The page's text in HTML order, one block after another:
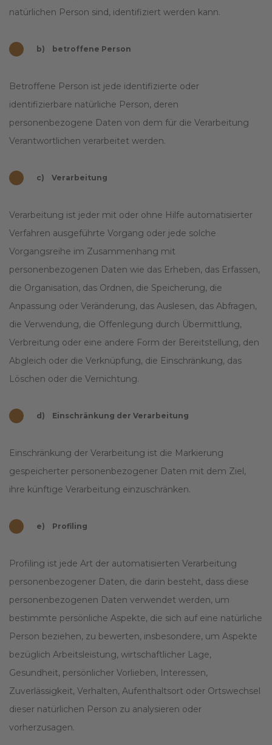
natürlichen Person sind, identifiziert werden kann.
b) betroffene Person
Betroffene Person ist jede identifizierte oder
identifizierbare natürliche Person, deren
personenbezogene Daten von dem für die Verarbeitung
Verantwortlichen verarbeitet werden.
c) Verarbeitung
Verarbeitung ist jeder mit oder ohne Hilfe automatisierter
Verfahren ausgeführte Vorgang oder jede solche
Vorgangsreihe im Zusammenhang mit
personenbezogenen Daten wie das Erheben, das Erfassen,
die Organisation, das Ordnen, die Speicherung, die
Anpassung oder Veränderung, das Auslesen, das Abfragen,
die Verwendung, die Offenlegung durch Übermittlung,
Verbreitung oder eine andere Form der Bereitstellung, den
Abgleich oder die Verknüpfung, die Einschränkung, das
Löschen oder die Vernichtung.
d) Einschränkung der Verarbeitung
Einschränkung der Verarbeitung ist die Markierung
gespeicherter personenbezogener Daten mit dem Ziel,
ihre künftige Verarbeitung einzuschränken.
e) Profiling
Profiling ist jede Art der automatisierten Verarbeitung
personenbezogener Daten, die darin besteht, dass diese
personenbezogenen Daten verwendet werden, um
bestimmte persönliche Aspekte, die sich auf eine natürliche
Person beziehen, zu bewerten, insbesondere, um Aspekte
bezüglich Arbeitsleistung, wirtschaftlicher Lage,
Gesundheit, persönlicher Vorlieben, Interessen,
Zuverlässigkeit, Verhalten, Aufenthaltsort oder Ortswechsel
dieser natürlichen Person zu analysieren oder
vorherzusagen.